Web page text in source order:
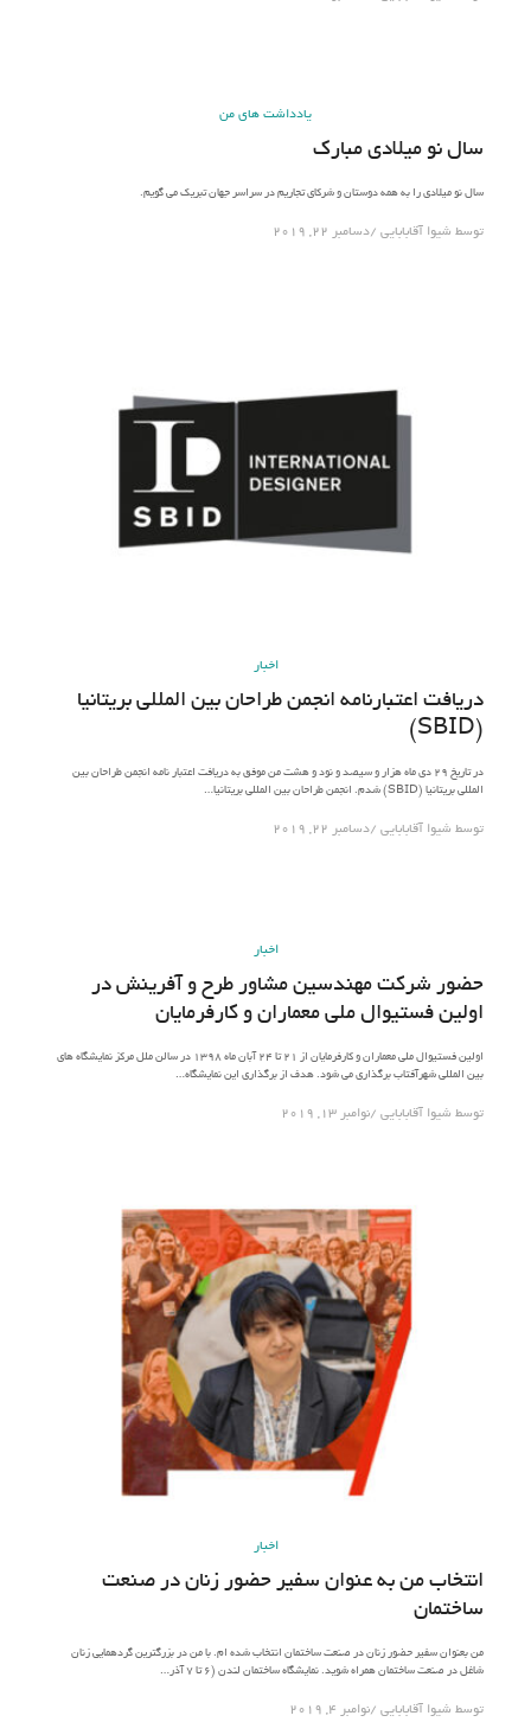
یادداشت های من
سال نو میلادی مبارک
سال نو میلادی را به همه دوستان و شرکای تجاریم در سراسر جهان تبریک می گویم.
توسط شیوا آقابابایی دسامبر 22, 2019
اخبار
دریافت اعتبارنامه انجمن طراحان بین المللی بریتانیا
(SBID)
در تاریخ ۲۹ دی ماه هزار و سیصد و نود و هشت من موفق به دریافت اعتبار نامه انجمن طراحان بین
المللی بریتانیا (SBID) شدم. انجمن طراحان بین المللی بریتانیا…
توسط شیوا آقابابایی دسامبر 22, 2019
اخبار
حضور شرکت مهندسین مشاور طرح و آفرینش در
اولین فستیوال ملی معماران و کارفرمایان
اولین فستیوال ملی معماران و کارفرمایان از ۲۱ تا ۲۴ آبان ماه ۱۳۹۸ در سالن ملل مرکز نمایشگاه های
بین المللی شهرآفتاب برگذاری می شود. هدف از برگذاری این نمایشگاه…
توسط شیوا آقابابایی نوامبر 13, 2019
اخبار
انتخاب من به عنوان سفیر حضور زنان در صنعت
ساختمان
من بعنوان سفیر حضور زنان در صنعت ساختمان انتخاب شده ام. با من در بزرگترین گردهمایی زنان
شاغل در صنعت ساختمان همراه شوید. نمایشگاه ساختمان لندن (۶ تا ۷ آذر…
توسط شیوا آقابابایی نوامبر 4, 2019